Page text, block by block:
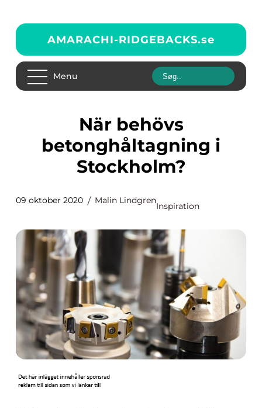
AMARACHI-RIDGEBACKS.se
Menu
När behövs
betonghåltagning i
Stockholm?
09 oktober 2020 Malin Lindgren
Inspiration